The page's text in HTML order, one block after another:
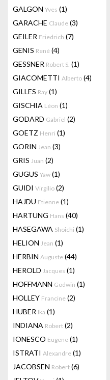
GALGON Yves (1)
GARACHE Claude (3)
GEILER Friedrich (7)
GENIS René (4)
GESSNER Robert S. (1)
GIACOMETTI Alberto (4)
GILLES Ray (1)
GISCHIA Léon (1)
GODARD Gabriel (2)
GOETZ Henri (1)
GORIN Jean (3)
GRIS Juan (2)
GUGUS Yaw (1)
GUIDI Virgilio (2)
HAJDU Etienne (1)
HARTUNG Hans (40)
HASEGAWA Shoichi (1)
HELION Jean (1)
HERBIN Auguste (44)
HEROLD Jacques (1)
HOFFMANN Godwin (1)
HOLLEY Francine (2)
HUBER Ika (1)
INDIANA Robert (2)
IONESCO Eugene (1)
ISTRATI Alexandre (1)
JACOBSEN Robert (6)